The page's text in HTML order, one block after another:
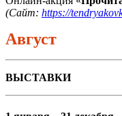
(Сайт: https://
Август
ВЫСТАВКИ